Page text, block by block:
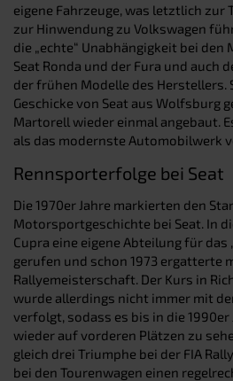
eigene Fahrzeuge, was letztlich zur
zur Hinwendung zu Volkswagen
die „echte“ Unabhängigkeit bei
Seat Ronda und der Fura und auch
der frühen Modelle des Herstellers.
Geschicke von Seat aus Wolfsburg
Martorell wieder einmal angebaut.
als das modernste Automobilwerk
Rennsporterfolge bei Seat
Die 1970er Jahre markierten den
Motorsportgeschichte bei Seat. In
Cupra eine eigene Abteilung für das
gerufen und schon 1973 ergatterte
Rallyemeisterschaft. Der Kurs in
wurde allerdings nicht immer mit
verfolgt, sodass es bis in die 1990er
wieder auf vorderen Plätzen zu
gleich drei Triumphe bei der FIA
bei den Tourenwagen einen